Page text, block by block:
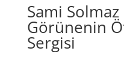
Sami
Görünenin
Sergisi